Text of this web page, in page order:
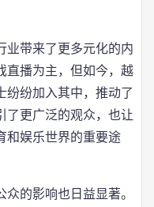
业带来了更多元化的内
直播为主，但如今，越
纷纷加入其中，推动了
了更广泛的观众，也让
和娱乐世界的重要途
的影响也日益显著。